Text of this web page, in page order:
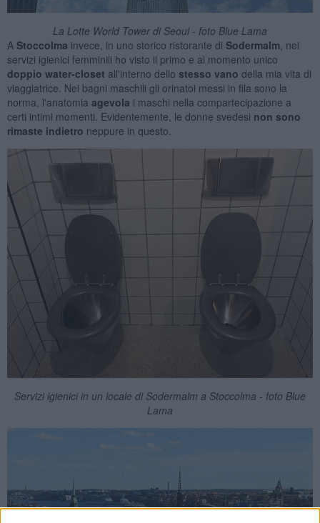
La Lotte World Tower di Seoul - foto Blue Lama
A Stoccolma invece, in uno storico ristorante di Sodermalm, nei
servizi igienici femminili ho visto il primo e al momento unico
doppio water-closet all'interno dello stesso vano della mia vita di
viaggiatrice. Nei bagni maschili gli orinatoi messi in fila sono la
norma, l'anatomia agevola i maschi nella compartecipazione a
certi intimi momenti. Evidentemente, le donne svedesi non sono
rimaste indietro neppure in questo.
Servizi igienici in un locale di Sodermalm a Stoccolma - foto Blue
Lama